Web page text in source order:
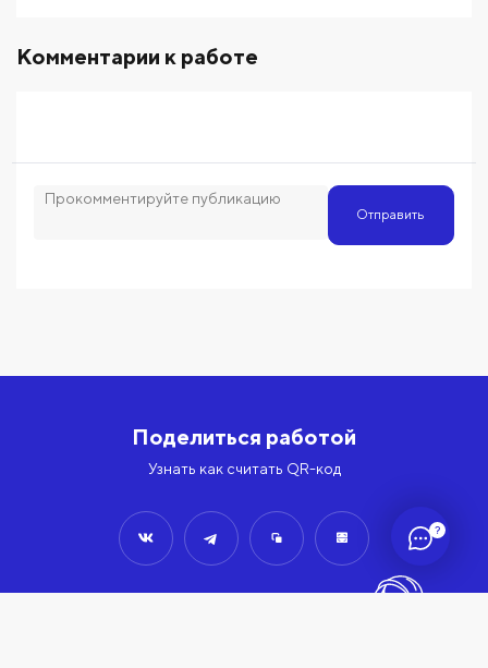
?
Комментарии к работе
Отправить
Поделиться работой
Узнать как считать QR-код